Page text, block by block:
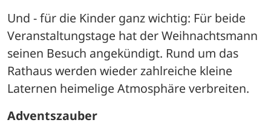
Und - für die Kinder ganz wichtig: Für beide
Veranstaltungstage hat der Weihnachtsmann
seinen Besuch angekündigt. Rund um das
Rathaus werden wieder zahlreiche kleine
Laternen heimelige Atmosphäre verbreiten.
Adventszauber